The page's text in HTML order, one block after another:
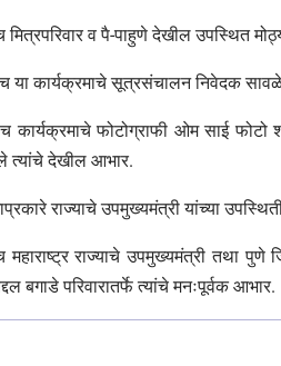
व पै-पाहुणे देखील उपस्थित
या कार्यक्रमाचे सूत्रसंचालन निवेदक
कार्यक्रमाचे फोटोग्राफी ओम साई
त्यांचे देखील आभार.
राज्याचे उपमुख्यमंत्री यांच्या
राज्याचे उपमुख्यमंत्री तथा पुणे
बगाडे परिवारातर्फे त्यांचे मनःपूर्वक आभार.